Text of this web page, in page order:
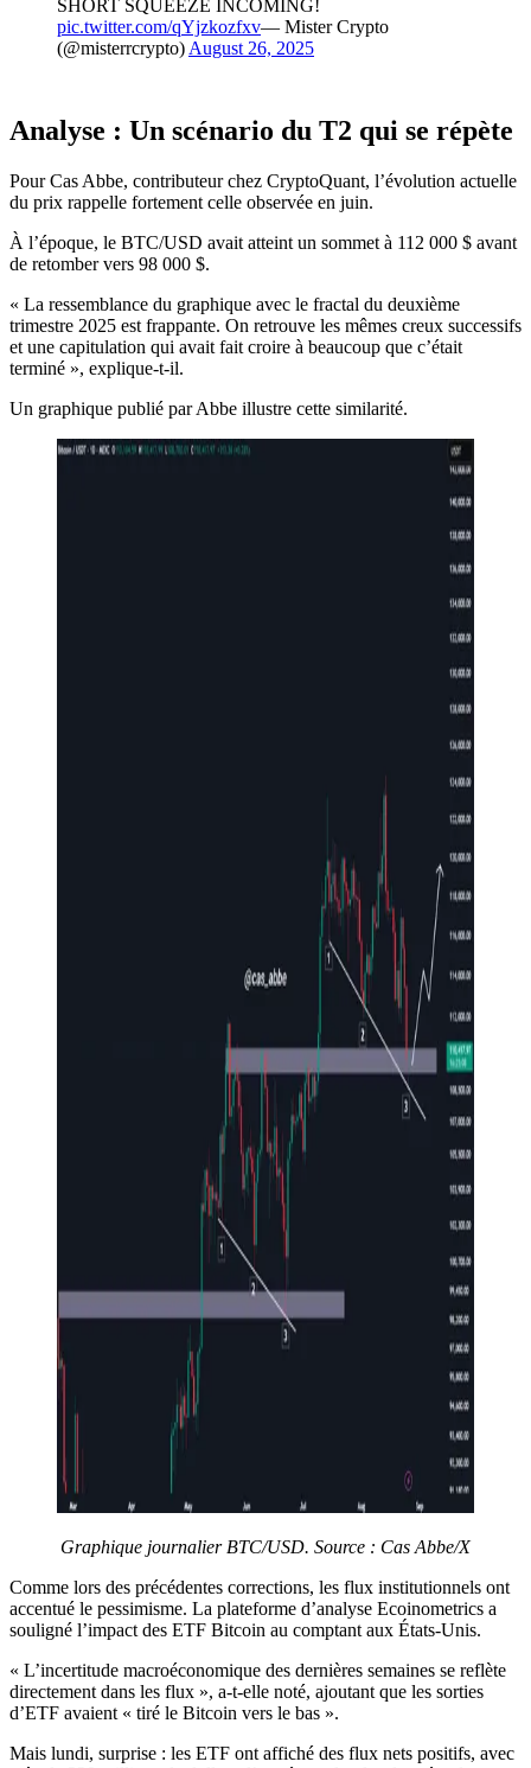
SHORT SQUEEZE INCOMING!
pic.twitter.com/qYjzkozfxv— Mister Crypto
(@misterrcrypto) August 26, 2025
Analyse : Un scénario du T2 qui se répète
Pour Cas Abbe, contributeur chez CryptoQuant, l’évolution actuelle
du prix rappelle fortement celle observée en juin.
À l’époque, le BTC/USD avait atteint un sommet à 112 000 $ avant
de retomber vers 98 000 $.
« La ressemblance du graphique avec le fractal du deuxième
trimestre 2025 est frappante. On retrouve les mêmes creux successifs
et une capitulation qui avait fait croire à beaucoup que c’était
terminé », explique-t-il.
Un graphique publié par Abbe illustre cette similarité.
Graphique journalier BTC/USD. Source : Cas Abbe/X
Comme lors des précédentes corrections, les flux institutionnels ont
accentué le pessimisme. La plateforme d’analyse Ecoinometrics a
souligné l’impact des ETF Bitcoin au comptant aux États-Unis.
« L’incertitude macroéconomique des dernières semaines se reflète
directement dans les flux », a-t-elle noté, ajoutant que les sorties
d’ETF avaient « tiré le Bitcoin vers le bas ».
Mais lundi, surprise : les ETF ont affiché des flux nets positifs, avec